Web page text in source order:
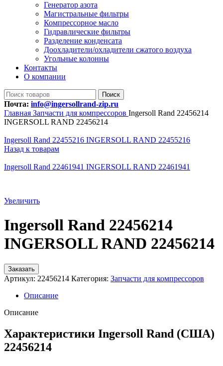
Генератор азота
Магистральные фильтры
Компрессорное масло
Гидравлические фильтры
Разделение конденсата
Доохладители/охладители сжатого воздуха
Угольные колонны
Контакты
О компании
Поиск
Почта: info@ingersollrand-zip.ru
Главная Запчасти для компрессоров Ingersoll Rand 22456214
INGERSOLL RAND 22456214
Ingersoll Rand 22455216 INGERSOLL RAND 22455216
Назад к товарам
Ingersoll Rand 22461941 INGERSOLL RAND 22461941
Увеличить
Ingersoll Rand 22456214
INGERSOLL RAND 22456214
Заказать
Артикул: 22456214 Категория: Запчасти для компрессоров
Описание
Описание
Характеристики Ingersoll Rand (США)
22456214